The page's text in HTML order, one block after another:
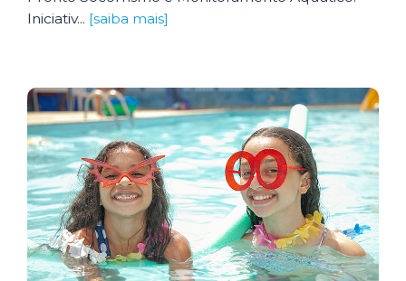
Iniciativ... [saiba mais]